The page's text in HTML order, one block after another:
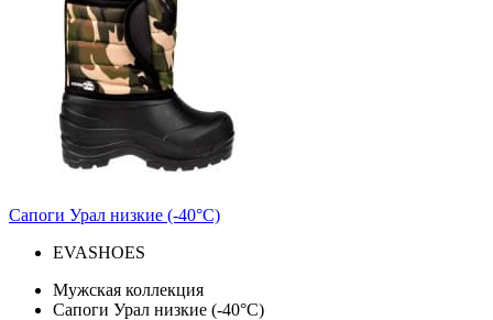
Сапоги Урал низкие (-40°С)
EVASHOES
Мужская коллекция
Сапоги Урал низкие (-40°С)